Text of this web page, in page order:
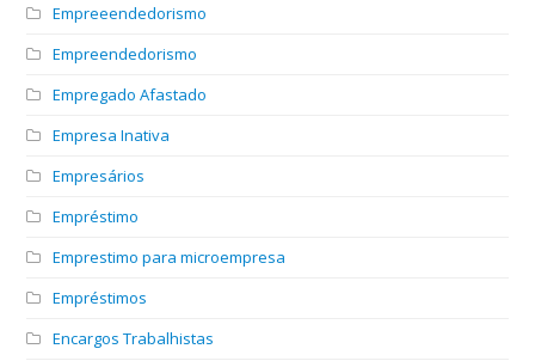
Empreeendedorismo
Empreendedorismo
Empregado Afastado
Empresa Inativa
Empresários
Empréstimo
Emprestimo para microempresa
Empréstimos
Encargos Trabalhistas